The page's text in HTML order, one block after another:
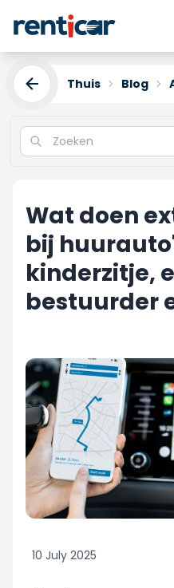
Thuis Blog
Wat doen
bij
kinderzitje,
bestuurder
10 July 2025